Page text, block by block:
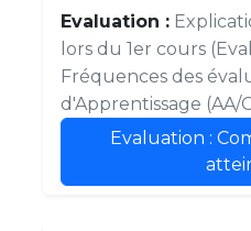
Evaluation :
lors du 1er cours
Fréquences des
d'Apprentissage (AA/
Evaluation :